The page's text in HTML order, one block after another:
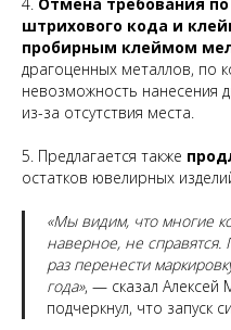
штрихового кода и
пробирным клеймом
драгоценных металлов, по
невозможность нанесения
из-за отсутствия места.
5. Предлагается также
остатков ювелирных
«Мы видим, что многие
наверное, не
раз перенести
года», — сказал Алексей
подчеркнул, что запуск